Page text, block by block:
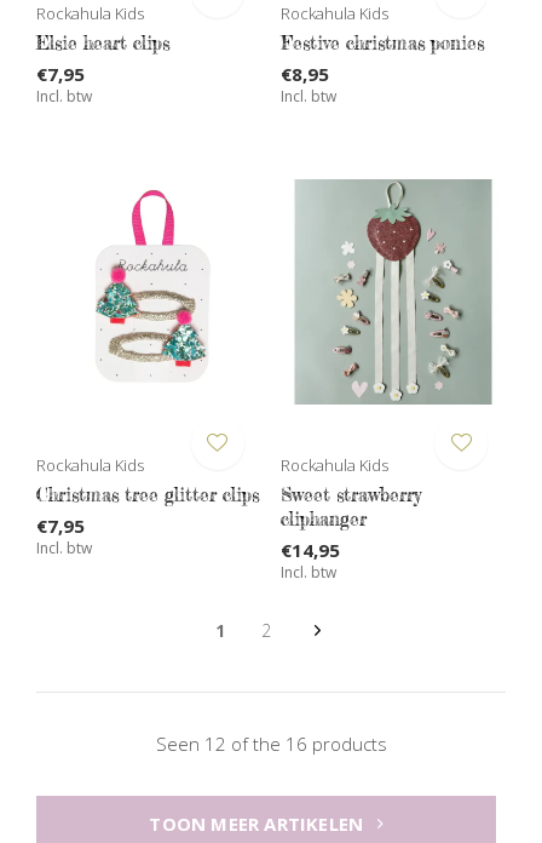
Rockahula Kids
Elsie heart clips
€7,95
Incl. btw
Rockahula Kids
Festive christmas ponies
€8,95
Incl. btw
Rockahula Kids
Christmas tree glitter clips
€7,95
Incl. btw
Rockahula Kids
Sweet strawberry
cliphanger
€14,95
Incl. btw
1 2
Seen 12 of the 16 products
TOON MEER ARTIKELEN